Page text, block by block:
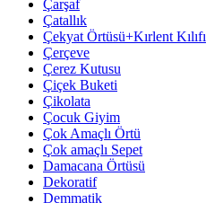
Çarşaf
Çatallık
Çekyat Örtüsü+Kırlent Kılıfı
Çerçeve
Çerez Kutusu
Çiçek Buketi
Çikolata
Çocuk Giyim
Çok Amaçlı Örtü
Çok amaçlı Sepet
Damacana Örtüsü
Dekoratif
Demmatik